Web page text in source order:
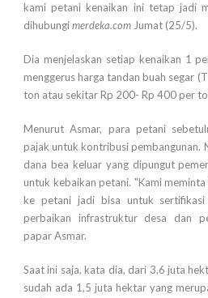
kami petani kenaikan ini tetap jadi
dihubungimerdeka.com Jumat (25/5).
Dia menjelaskan setiap kenaikan 1
menggerus harga tandan buah segar
ton atau sekitar Rp 200- Rp 400 per
Menurut Asmar, para petani
pajak untuk kontribusi pembangunan.
dana bea keluar yang dipungut
untuk kebaikan petani. "Kami
ke petani jadi bisa untuk sertifikasi
perbaikan infrastruktur desa dan
papar Asmar.
Saat ini saja, kata dia, dari 3,6 juta
sudah ada 1,5 juta hektar yang